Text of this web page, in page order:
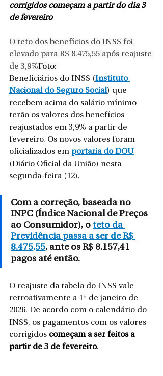
corrigidos começam a partir do dia 3
de fevereiro
O teto dos benefícios do INSS foi
elevado para R$ 8.475,55 após reajuste
de 3,9%Foto:
Beneficiários do INSS (Instituto
Nacional do Seguro Social) que
recebem acima do salário mínimo
terão os valores dos benefícios
reajustados em 3,9% a partir de
fevereiro. Os novos valores foram
oficializados em portaria do DOU
(Diário Oficial da União) nesta
segunda-feira (12).
Com a correção, baseada no
INPC (Índice Nacional de Preços
ao Consumidor), o teto da
Previdência passa a ser de R$
8.475,55, ante os R$ 8.157,41
pagos até então.
O reajuste da tabela do INSS vale
retroativamente a 1º de janeiro de
2026. De acordo com o calendário do
INSS, os pagamentos com os valores
corrigidos começam a ser feitos a
partir de 3 de fevereiro.